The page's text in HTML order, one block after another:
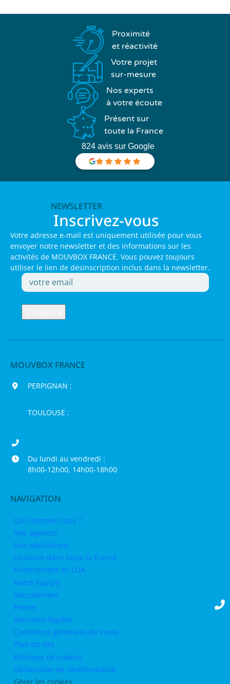
Proximité
et réactivité
Votre projet
sur-mesure
Nos experts
à votre écoute
Présent sur
toute la France
824 avis sur Google
NEWSLETTER
Inscrivez-vous
Votre adresse e-mail est uniquement utilisée pour vous
envoyer notre newsletter et des informations sur les
activités de MOUVBOX FRANCE. Vous pouvez toujours
utiliser le lien de désinscription inclus dans la newsletter.
MOUVBOX FRANCE
PERPIGNAN :
TOULOUSE :
Du lundi au vendredi :
8h00-12h00, 14h00-18h00
NAVIGATION
Qui sommes-nous ?
Nos agences
Nos réalisations
Livraison dans toute la France
Financement en LOA
Notre équipe
Recrutement
Presse
Mentions légales
Conditions générales de vente
Plan du site
Politique de cookies
Déclaration de confidentialité
Gérer les cookies